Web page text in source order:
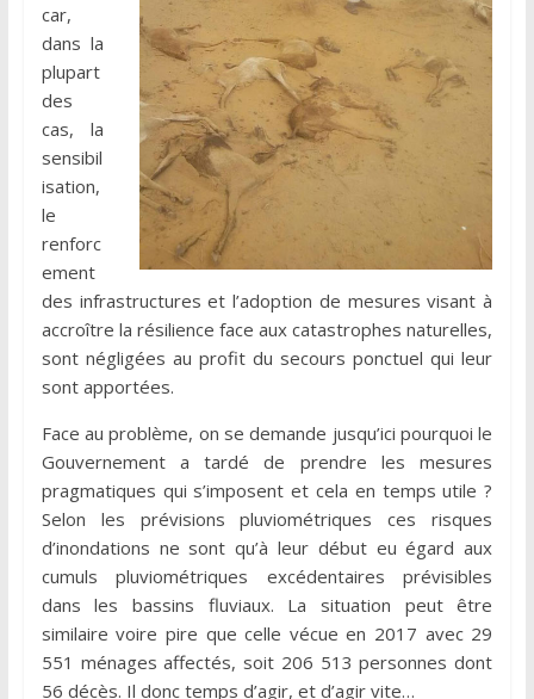
car,
dans la
plupart
des
cas, la
sensibil
isation,
le
renforc
ement
des infrastructures et l’adoption de mesures visant à
accroître la résilience face aux catastrophes naturelles,
sont négligées au profit du secours ponctuel qui leur
sont apportées.
Face au problème, on se demande jusqu’ici pourquoi le
Gouvernement a tardé de prendre les mesures
pragmatiques qui s’imposent et cela en temps utile ?
Selon les prévisions pluviométriques ces risques
d’inondations ne sont qu’à leur début eu égard aux
cumuls pluviométriques excédentaires prévisibles
dans les bassins fluviaux. La situation peut être
similaire voire pire que celle vécue en 2017 avec 29
551 ménages affectés, soit 206 513 personnes dont
56 décès. Il donc temps d’agir, et d’agir vite…